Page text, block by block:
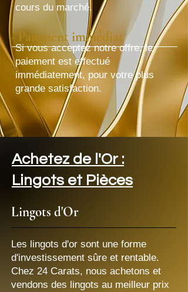
cours du marché.
Si vous acceptez notre offre, le
paiement est effectué
immédiatement, pour votre plus
grande satisfaction.
- Paiement immédiat
Achetez de l'Or :
Lingots et Pièces
Lingots d'Or
Les lingots d'or sont une forme
d'investissement sûre et rentable.
Chez 24 Carats, nous achetons et
vendons des lingots au meilleur prix